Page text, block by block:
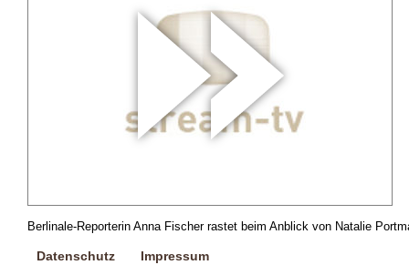
Berlinale-Reporterin Anna Fischer rastet beim Anblick von Natalie
Datenschutz Impressum